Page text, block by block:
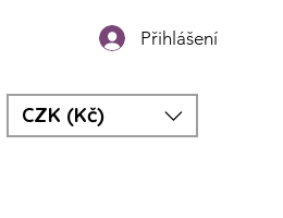
Přihlášení
CZK (Kč)